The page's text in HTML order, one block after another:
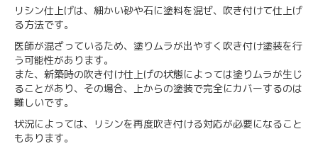
リシン仕上げは、細かい砂や石に塗料を混ぜ、吹き付けて仕上げ
る方法です。
医師が混ざっているため、塗りムラが出やすく吹き付け塗装を行
う可能性があります。
また、新築時の吹き付け仕上げの状態によっては塗りムラが生じ
ることがあり、その場合、上からの塗装で完全にカバーするのは
難しいです。
状況によっては、リシンを再度吹き付ける対応が必要になること
もあります。